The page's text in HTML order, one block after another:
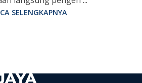
SELENGKAPNYA